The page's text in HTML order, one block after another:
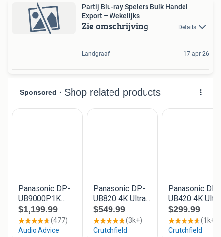
Partij Blu-ray Spelers Bulk Handel
Export – Wekelijks
Zie omschrijving Details
Landgraaf 17 apr 26